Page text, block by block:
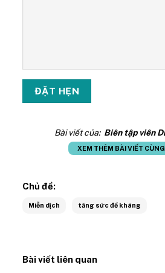
Bài viết của: Biên tập viên
XEM THÊM BÀI VIẾT
Chủ đề:
Miễn dịch tăng sức đề kháng
Bài viết liên quan